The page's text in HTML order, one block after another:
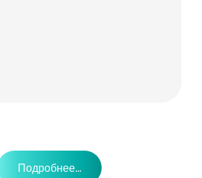
Подробнее...